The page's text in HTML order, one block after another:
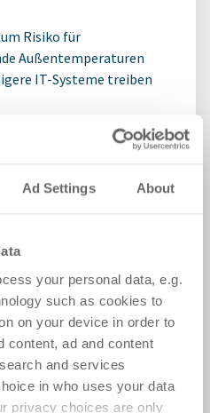
Ad Settings About
your personal data, e.g.
such as cookies to
on your device in order to
content, ad and content
and services
in who uses your data
privacy choices are only
Risiko für
Außentemperaturen
IT-Systeme treiben
bis 2. August
Wenn noch nicht
jetzt Ihren
auf die neusten ...